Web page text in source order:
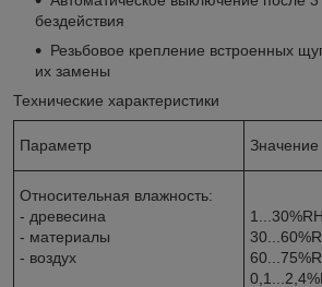
бездействия
Резьбовое крепление встроенных
их замены
Технические характеристики
Параметр Значение
Относительная влажность:
- древесина
- материалы
- воздух